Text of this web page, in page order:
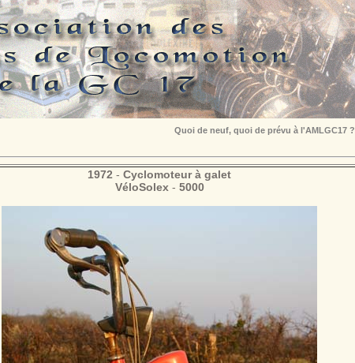
Quoi de neuf, quoi de prévu à l'AMLGC17 ?
1972 - Cyclomoteur à galet
VéloSolex- 5000